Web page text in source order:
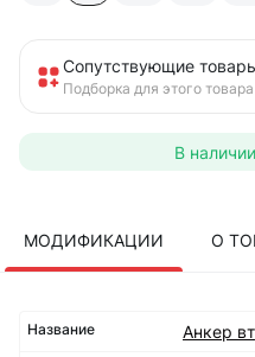
Сопутствующие
Подборка для этого товара
В
МОДИФИКАЦИИ О
Анкер